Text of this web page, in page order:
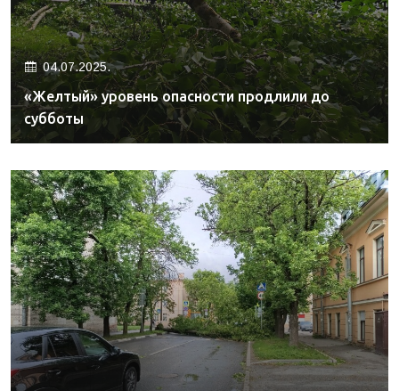
04.07.2025.
«Желтый» уровень опасности продлили до
субботы